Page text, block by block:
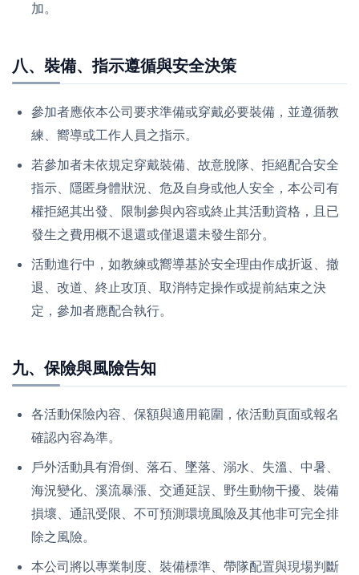
加。
八、裝備、指示遵循與安全決策
參加者應依本公司要求準備或穿戴必要裝備，並遵循教
練、嚮導或工作人員之指示。
若參加者未依規定穿戴裝備、故意脫隊、拒絕配合安全
指示、隱匿身體狀況、危及自身或他人安全，本公司有
權拒絕其出發、限制參與內容或終止其活動資格，且已
發生之費用概不退還或僅退還未發生部分。
活動進行中，如教練或嚮導基於安全理由作成折返、撤
退、改道、終止攻頂、取消特定操作或提前結束之決
定，參加者應配合執行。
九、保險與風險告知
各活動保險內容、保額與適用範圍，依活動頁面或報名
確認內容為準。
戶外活動具有滑倒、落石、墜落、溺水、失溫、中暑、
海況變化、溪流暴漲、交通延誤、野生動物干擾、裝備
損壞、通訊受限、不可預測環境風險及其他非可完全排
除之風險。
本公司將以專業制度、裝備標準、帶隊配置與現場判斷